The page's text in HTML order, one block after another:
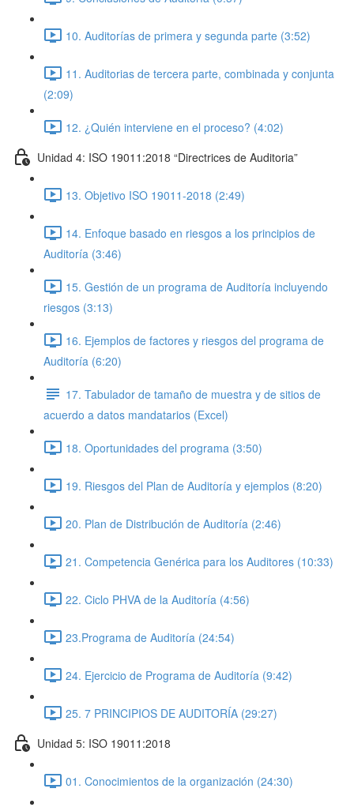
10. Auditorías de primera y segunda parte (3:52)
11. Auditorias de tercera parte, combinada y conjunta
(2:09)
12. ¿Quién interviene en el proceso? (4:02)
Unidad 4: ISO 19011:2018 “Directrices de Auditoria”
13. Objetivo ISO 19011-2018 (2:49)
14. Enfoque basado en riesgos a los principios de
Auditoría (3:46)
15. Gestión de un programa de Auditoría incluyendo
riesgos (3:13)
16. Ejemplos de factores y riesgos del programa de
Auditoría (6:20)
17. Tabulador de tamaño de muestra y de sitios de
acuerdo a datos mandatarios (Excel)
18. Oportunidades del programa (3:50)
19. Riesgos del Plan de Auditoría y ejemplos (8:20)
20. Plan de Distribución de Auditoría (2:46)
21. Competencia Genérica para los Auditores (10:33)
22. Ciclo PHVA de la Auditoría (4:56)
23.Programa de Auditoría (24:54)
24. Ejercicio de Programa de Auditoría (9:42)
25. 7 PRINCIPIOS DE AUDITORÍA (29:27)
Unidad 5: ISO 19011:2018
01. Conocimientos de la organización (24:30)